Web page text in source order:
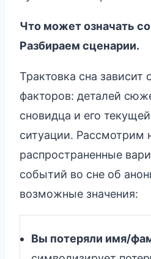
Что может означать
Разбираем сценарии.
Трактовка сна зависит
факторов: деталей
сновидца и его
ситуации. Рассмотрим
распространенные
событий во сне об
возможные значения:
Вы потеряли имя/